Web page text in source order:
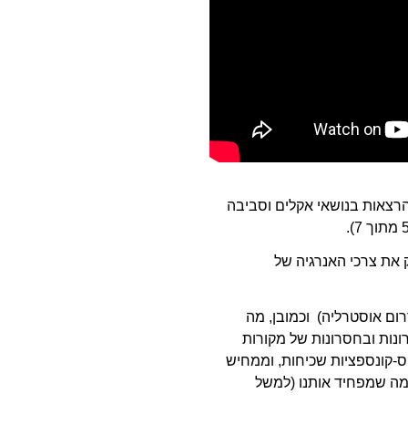
במסגרת סדרת הרצאות בנושאי אקלים וסביבה
את צרכי האנרגיה של
אוסטרליה) וכמובן, מה
ובחסרונות של מקורות
קונספציות שכיחות, וממחיש
מה שמפחיד אותנו (למשל